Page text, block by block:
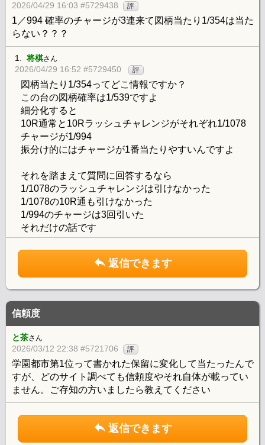
2026/04/29 16:03 #5729438 評
1／994 確率のチャージが3連来て図柄当たり1/354は当た
らない？？？
1.将棋さん
2026/04/29 16:52 #5729450 評
図柄当たり1/354ってどこ情報ですか？
この台の図柄確率は1/539ですよ
細分化すると
10R通常と10Rラッシュチャレンジがそれぞれ1/1078
チャージが1/994
振分け的にはチャージが1番当たりやすいんですよ
それを踏まえて質問に回答するなら
1/1078のラッシュチャレンジは引けなかった
1/1078の10R通も引けなかった
1/994のチャージは3回引いた
それだけの話です
返信できます
信頼度
と茶さん
2026/03/12 22:38 #5721706 評
学園都市第1位って書かれた保留に変化して当たったんで
すが、どのサイト調べても信頼度やそれ自体が載ってい
ません。ご存知の方いましたら教えてください
返信できます